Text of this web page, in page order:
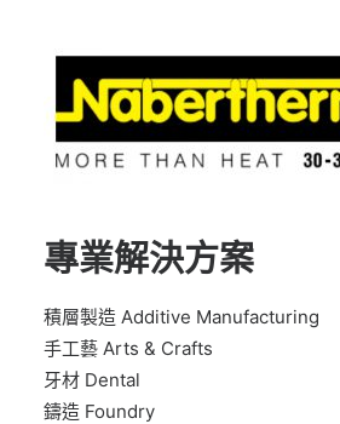
專業解決方案
積層製造 Additive Manufacturing
手工藝 Arts & Crafts
牙材 Dental
鑄造 Foundry